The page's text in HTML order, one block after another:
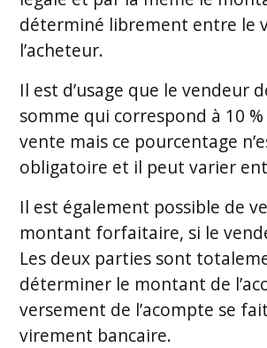
déterminé librement entre le
l’acheteur.
Il est d’usage que le vendeur
somme qui correspond à 10
vente mais ce pourcentage
obligatoire et il peut varier
Il est également possible de
montant forfaitaire, si le
Les deux parties sont
déterminer le montant de
versement de l’acompte se
virement bancaire.